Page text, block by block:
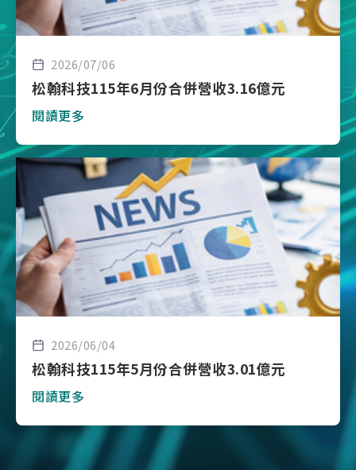
2026/07/06
松翰科技115年6月份合併營收3.16億元
閱讀更多
2026/06/04
松翰科技115年5月份合併營收3.01億元
閱讀更多